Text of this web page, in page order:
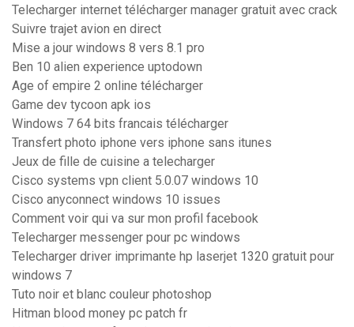
Telecharger internet télécharger manager gratuit avec crack
Suivre trajet avion en direct
Mise a jour windows 8 vers 8.1 pro
Ben 10 alien experience uptodown
Age of empire 2 online télécharger
Game dev tycoon apk ios
Windows 7 64 bits francais télécharger
Transfert photo iphone vers iphone sans itunes
Jeux de fille de cuisine a telecharger
Cisco systems vpn client 5.0.07 windows 10
Cisco anyconnect windows 10 issues
Comment voir qui va sur mon profil facebook
Telecharger messenger pour pc windows
Telecharger driver imprimante hp laserjet 1320 gratuit pour
windows 7
Tuto noir et blanc couleur photoshop
Hitman blood money pc patch fr